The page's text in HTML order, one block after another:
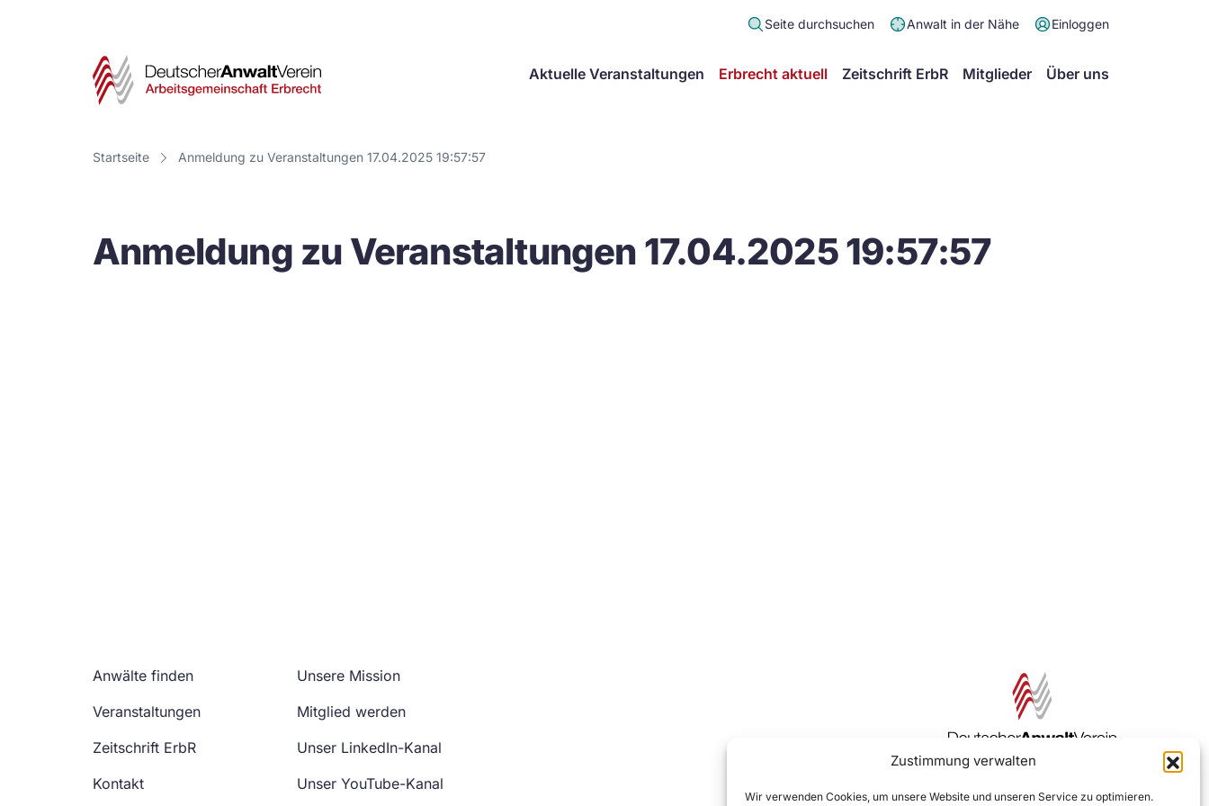
Zustimmung verwalten
Wir verwenden Cookies, um unsere Website und unseren Service zu optimieren.
Seite durchsuchen Anwalt in der Nähe Einloggen
Deutscher
Verein
Arbeitsgemeinschaft
Aktuelle Veranstaltungen Erbrecht aktuell Zeitschrift ErbR Mitglieder Über uns
Startseite Anmeldung zu Veranstaltungen 17.04.2025 19:57:57
Anmeldung zu Veranstaltungen 17.04.2025 19:57:57
Anwälte finden
Veranstaltungen
Zeitschrift ErbR
Kontakt
Unsere Mission
Mitglied werden
Unser LinkedIn-Kanal
Unser YouTube-Kanal
Zur DAV Webseite